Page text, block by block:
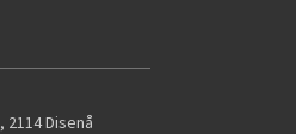
, 2114Disenå